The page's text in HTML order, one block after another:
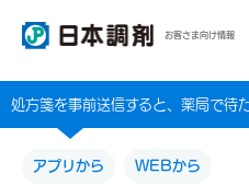
お客さま向け情報
処方箋を事前送信すると、薬局で待
アプリから WEBから